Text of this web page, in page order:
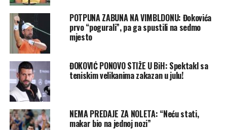
POTPUNA ZABUNA NA VIMBLDONU: Đokovića
prvo “pogurali”, pa ga spustili na sedmo
mjesto
ĐOKOVIĆ PONOVO STIŽE U BiH: Spektakl sa
teniskim velikanima zakazan u julu!
NEMA PREDAJE ZA NOLETA: “Neću stati,
makar bio na jednoj nozi”